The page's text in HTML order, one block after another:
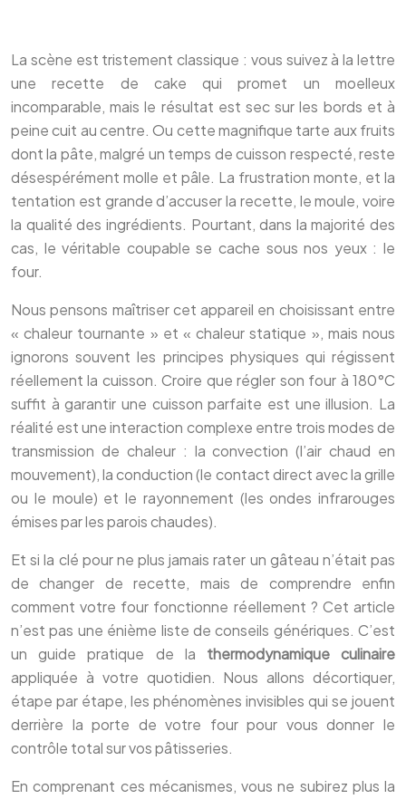
La scène est tristement classique : vous suivez à la lettre
une recette de cake qui promet un moelleux
incomparable, mais le résultat est sec sur les bords et à
peine cuit au centre. Ou cette magnifique tarte aux fruits
dont la pâte, malgré un temps de cuisson respecté, reste
désespérément molle et pâle. La frustration monte, et la
tentation est grande d’accuser la recette, le moule, voire
la qualité des ingrédients. Pourtant, dans la majorité des
cas, le véritable coupable se cache sous nos yeux : le
four.
Nous pensons maîtriser cet appareil en choisissant entre
« chaleur tournante » et « chaleur statique », mais nous
ignorons souvent les principes physiques qui régissent
réellement la cuisson. Croire que régler son four à 180°C
suffit à garantir une cuisson parfaite est une illusion. La
réalité est une interaction complexe entre trois modes de
transmission de chaleur : la convection (l’air chaud en
mouvement), la conduction (le contact direct avec la grille
ou le moule) et le rayonnement (les ondes infrarouges
émises par les parois chaudes).
Et si la clé pour ne plus jamais rater un gâteau n’était pas
de changer de recette, mais de comprendre enfin
comment votre four fonctionne réellement ? Cet article
n’est pas une énième liste de conseils génériques. C’est
un guide pratique de la thermodynamique culinaire
appliquée à votre quotidien. Nous allons décortiquer,
étape par étape, les phénomènes invisibles qui se jouent
derrière la porte de votre four pour vous donner le
contrôle total sur vos pâtisseries.
En comprenant ces mécanismes, vous ne subirez plus la